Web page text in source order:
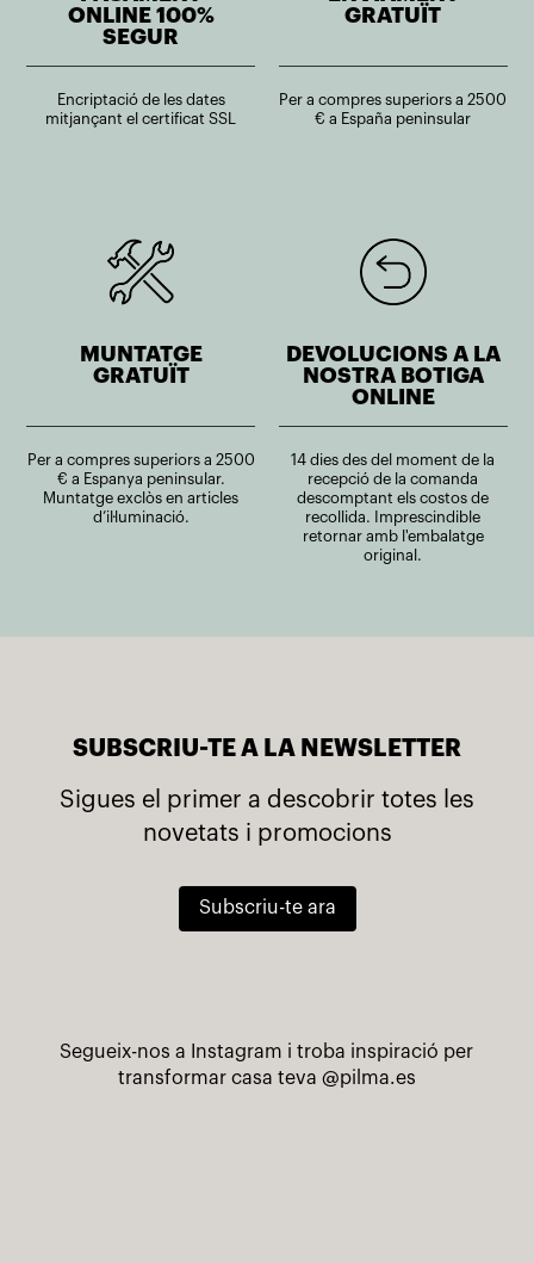
ONLINE 100%
SEGUR
Encriptació de les dates
mitjançant el certificat SSL
GRATUÏT
Per a compres superiors a 2500
€ a España peninsular
MUNTATGE
GRATUÏT
Per a compres superiors a 2500
€ a Espanya peninsular.
Muntatge exclòs en articles
d’il·luminació.
DEVOLUCIONS A LA
NOSTRA BOTIGA
ONLINE
14 dies des del moment de la
recepció de la comanda
descomptant els costos de
recollida. Imprescindible
retornar amb l'embalatge
original.
SUBSCRIU-TE A LA NEWSLETTER
Sigues el primer a descobrir totes les
novetats i promocions
Subscriu-te ara
Segueix-nos a Instagram i troba inspiració per
transformar casa teva @pilma.es